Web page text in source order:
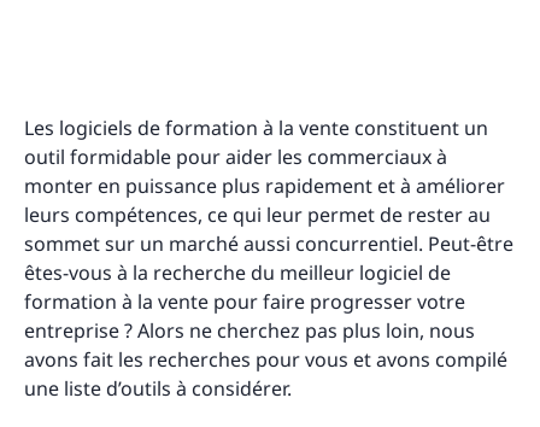
Les logiciels de formation à la vente constituent un
outil formidable pour aider les commerciaux à
monter en puissance plus rapidement et à améliorer
leurs compétences, ce qui leur permet de rester au
sommet sur un marché aussi concurrentiel. Peut-être
êtes-vous à la recherche du meilleur logiciel de
formation à la vente pour faire progresser votre
entreprise ? Alors ne cherchez pas plus loin, nous
avons fait les recherches pour vous et avons compilé
une liste d’outils à considérer.